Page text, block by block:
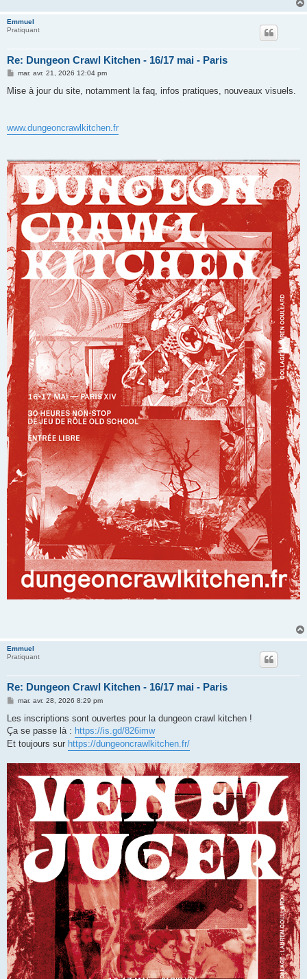
Emmuel
Pratiquant
Re: Dungeon Crawl Kitchen - 16/17 mai - Paris
M
s
mar. avr. 21, 2026 12:04 pm
Mise à jour du site, notamment la faq, infos pratiques, nouveaux visuels.
www.dungeoncrawlkitchen.fr
Emmuel
Pratiquant
Re: Dungeon Crawl Kitchen - 16/17 mai - Paris
M
s
a
g
e
mar. avr. 28, 2026 8:29 pm
Les inscriptions sont ouvertes pour la dungeon crawl kitchen !
Ça se passe là : https://is.gd/826imw
Et toujours sur https://dungeoncrawlkitchen.fr/